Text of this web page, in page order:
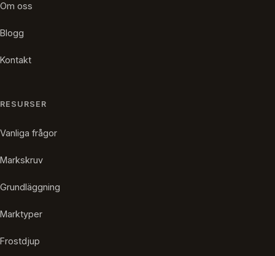
Om oss
Blogg
Kontakt
RESURSER
Vanliga frågor
Markskruv
Grundläggning
Marktyper
Frostdjup